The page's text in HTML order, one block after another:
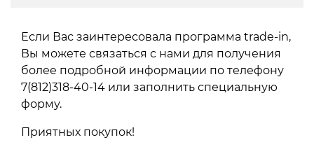
Если Вас заинтересовала программа trade-in,
Вы можете связаться с нами для получения
более подробной информации по телефону
7(812)318-40-14 или заполнить специальную
форму.
Приятных покупок!